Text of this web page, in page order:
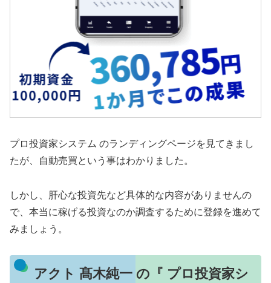
プロ投資家システム のランディングページを見てきまし
たが、自動売買という事はわかりました。
しかし、肝心な投資先など具体的な内容がありませんの
で、本当に稼げる投資なのか調査するために登録を進めて
みましょう。
アクト 髙木純一 の『 プロ投資家シ